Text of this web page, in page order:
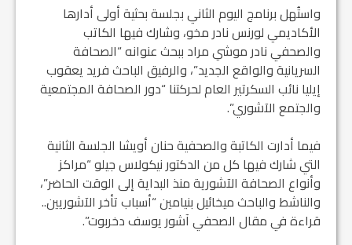
واستُهل برنامج اليوم الثاني بجلسة بحثية أولى أدارها
الأكاديمي لورنس نادر مخو، وشارك فيها الكاتب
والصحفي نادر موشي مراد ببحث عنوانه “الصحافة
السريانية والواقع الجديد”، والرفيق الباحث فريد يعقوب
إيليا نائب السكرتير العام لحركتنا “دور الصحافة المجتمعية
والجتمع الآشوري”.
فيما أدارت الكاتبة والصحفية حنان أويشا الجلسة الثانية
التي شارك فيها كل من الدكتور نيكولاس جيلو “مراكز
وأنواع الصحافة الآشورية منذ البداية إلى الوقت الحاضر”،
والناشط والباحث ميخائيل بنيامين “أسباب تأخر الآشوريين..
قراءة في مقال الصحفي آشور يوسف دخربوت”.